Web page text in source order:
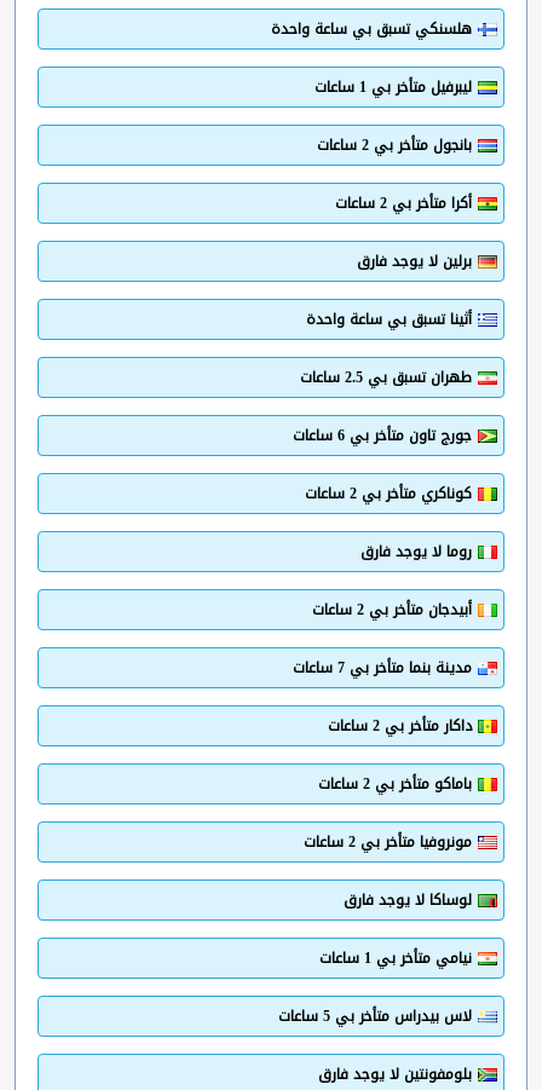
هلسنكي تسبق بي ساعة واحدة
ليبرفيل متأخر بي 1 ساعات
بانجول متأخر بي 2 ساعات
أكرا متأخر بي 2 ساعات
برلين لا يوجد فارق
أثينا تسبق بي ساعة واحدة
طهران تسبق بي 2.5 ساعات
جورج تاون متأخر بي 6 ساعات
كوناكري متأخر بي 2 ساعات
روما لا يوجد فارق
أبيدجان متأخر بي 2 ساعات
مدينة بنما متأخر بي 7 ساعات
داكار متأخر بي 2 ساعات
باماكو متأخر بي 2 ساعات
مونروفيا متأخر بي 2 ساعات
لوساكا لا يوجد فارق
نيامي متأخر بي 1 ساعات
لاس بيدراس متأخر بي 5 ساعات
بلومفونتين لا يوجد فارق